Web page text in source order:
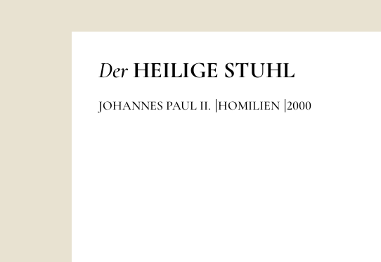
Der HEILIGE STUHL
JOHANNES PAUL II. HOMILIEN 2000